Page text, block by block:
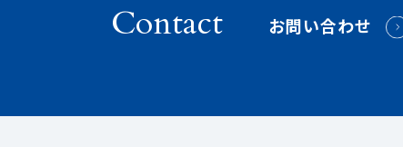
Contact お問い合わせ